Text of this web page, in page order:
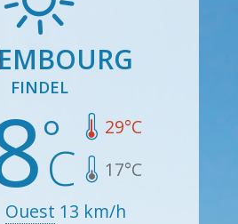
FINDEL
29°C
17°C
Ouest 13 km/h